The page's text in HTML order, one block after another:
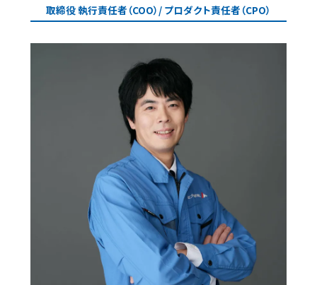
取締役 執行責任者（COO）/ プロダクト責任者（CPO）